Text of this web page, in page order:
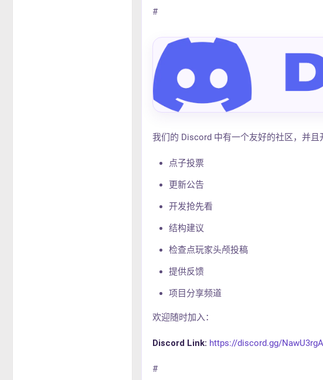
#
我们的 Discord 中有一个友好的社区，并且
点子投票
更新公告
开发抢先看
结构建议
检查点玩家头颅投稿
提供反馈
项目分享频道
欢迎随时加入：
Discord Link: https://discord.gg/
#